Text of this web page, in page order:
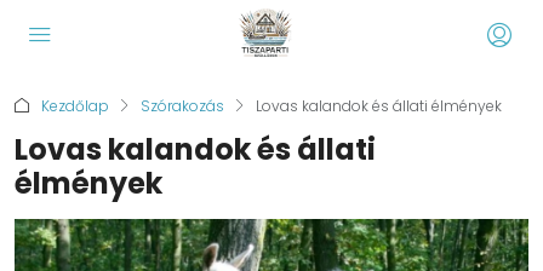
Kezdőlap Szórakozás Lovas kalandok és állati élmények
Lovas kalandok és állati
élmények